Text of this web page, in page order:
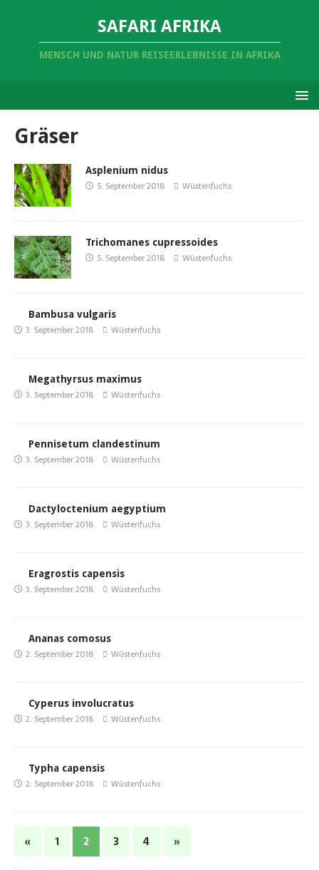
SAFARI AFRIKA
MENSCH UND NATUR REISEERLEBNISSE IN AFRIKA
Gräser
Asplenium nidus
5. September 2018 Wüstenfuchs
Trichomanes cupressoides
5. September 2018 Wüstenfuchs
Bambusa vulgaris
3. September 2018 Wüstenfuchs
Megathyrsus maximus
3. September 2018 Wüstenfuchs
Pennisetum clandestinum
3. September 2018 Wüstenfuchs
Dactyloctenium aegyptium
3. September 2018 Wüstenfuchs
Eragrostis capensis
3. September 2018 Wüstenfuchs
Ananas comosus
2. September 2018 Wüstenfuchs
Cyperus involucratus
2. September 2018 Wüstenfuchs
Typha capensis
2. September 2018 Wüstenfuchs
« 1 2 3 4 »